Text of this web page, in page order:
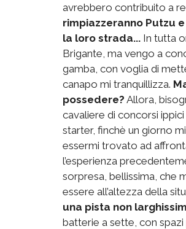
avrebbero contribuito a
rimpiazzeranno Putzu
la loro strada... In tutta
Brigante, ma vengo a
gamba, con voglia di
canapo mi tranquillizza.
possedere? Allora,
cavaliere di concorsi
starter, finchè un giorno
essermi trovato ad
l’esperienza
sorpresa, bellissima, che
essere all’altezza della
una pista non
batterie a sette, con spazi